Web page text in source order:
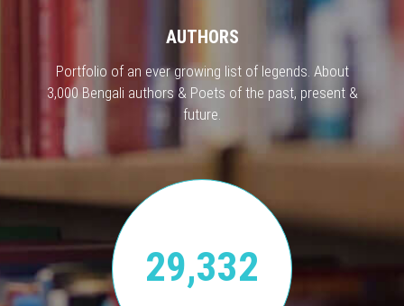
AUTHORS
Portfolio of an ever growing list of legends. About
3,000 Bengali authors & Poets of the past, present &
future.
29,332